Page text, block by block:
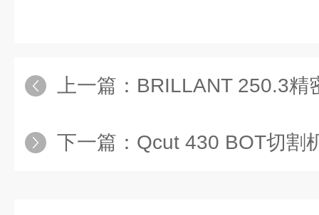
上一篇： BRILLANT 250.3精
下一篇： Qcut 430 BOT切割